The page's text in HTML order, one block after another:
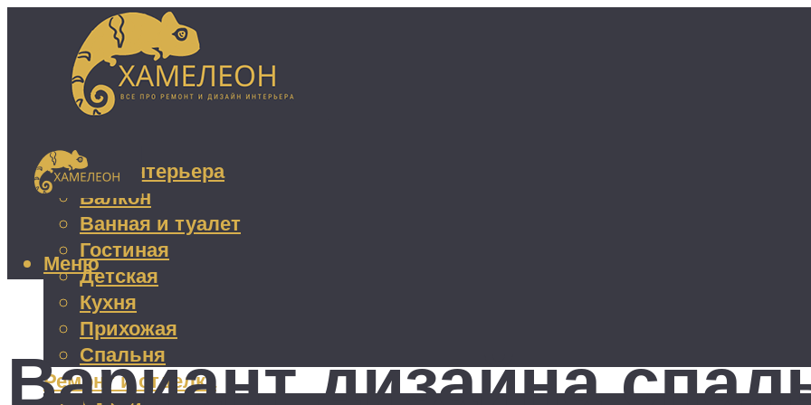
Дизайн интерьера
Балкон
Ванная и туалет
Гостиная
Детская
Кухня
Прихожая
Спальня
Ремонт и отделка
Меню
Вариант дизайна